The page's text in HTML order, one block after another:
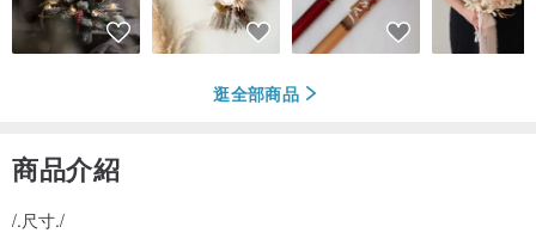
逛全部商品
商品介紹
/.尺寸./